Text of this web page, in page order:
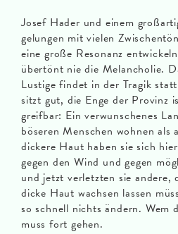
Josef Hader und einem
gelungen mit vielen
eine große Resonanz
übertönt nie die Melancholie.
Lustige findet in der Tragik
sitzt gut, die Enge der Provinz
greifbar: Ein verwunschenes
böseren Menschen wohnen als
dickere Haut haben sie sich
gegen den Wind und gegen
und jetzt verletzten sie andere,
dicke Haut wachsen lassen
so schnell nichts ändern. Wem
muss fort gehen.